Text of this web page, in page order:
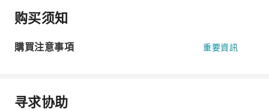
购买须知
購買注意事項 重要資訊
寻求协助